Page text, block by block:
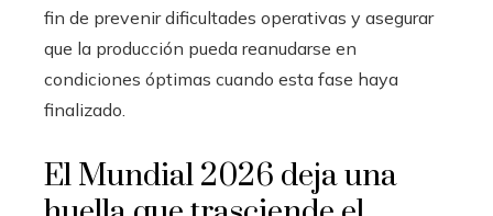
fin de prevenir dificultades operativas y asegurar
que la producción pueda reanudarse en
condiciones óptimas cuando esta fase haya
finalizado.
El Mundial 2026 deja una